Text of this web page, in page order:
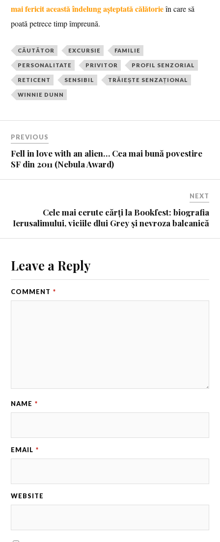
mai fericit această îndelung așteptată călătorie în care să
poată petrece timp împreună.
CĂUTĂTOR EXCURSIE FAMILIE
PERSONALITATE PRIVITOR PROFIL SENZORIAL
RETICENT SENSIBIL TRĂIEȘTE SENZAȚIONAL
WINNIE DUNN
PREVIOUS
Fell in love with an alien… Cea mai bună povestire
SF din 2011 (Nebula Award)
NEXT
Cele mai cerute cărți la Bookfest: biografia
Ierusalimului, viciile dlui Grey și nevroza balcanică
Leave a Reply
COMMENT *
NAME *
EMAIL *
WEBSITE